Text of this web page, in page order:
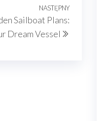
Następny
NASTĘPNY
Sailboat Plans:
Dream Vessel